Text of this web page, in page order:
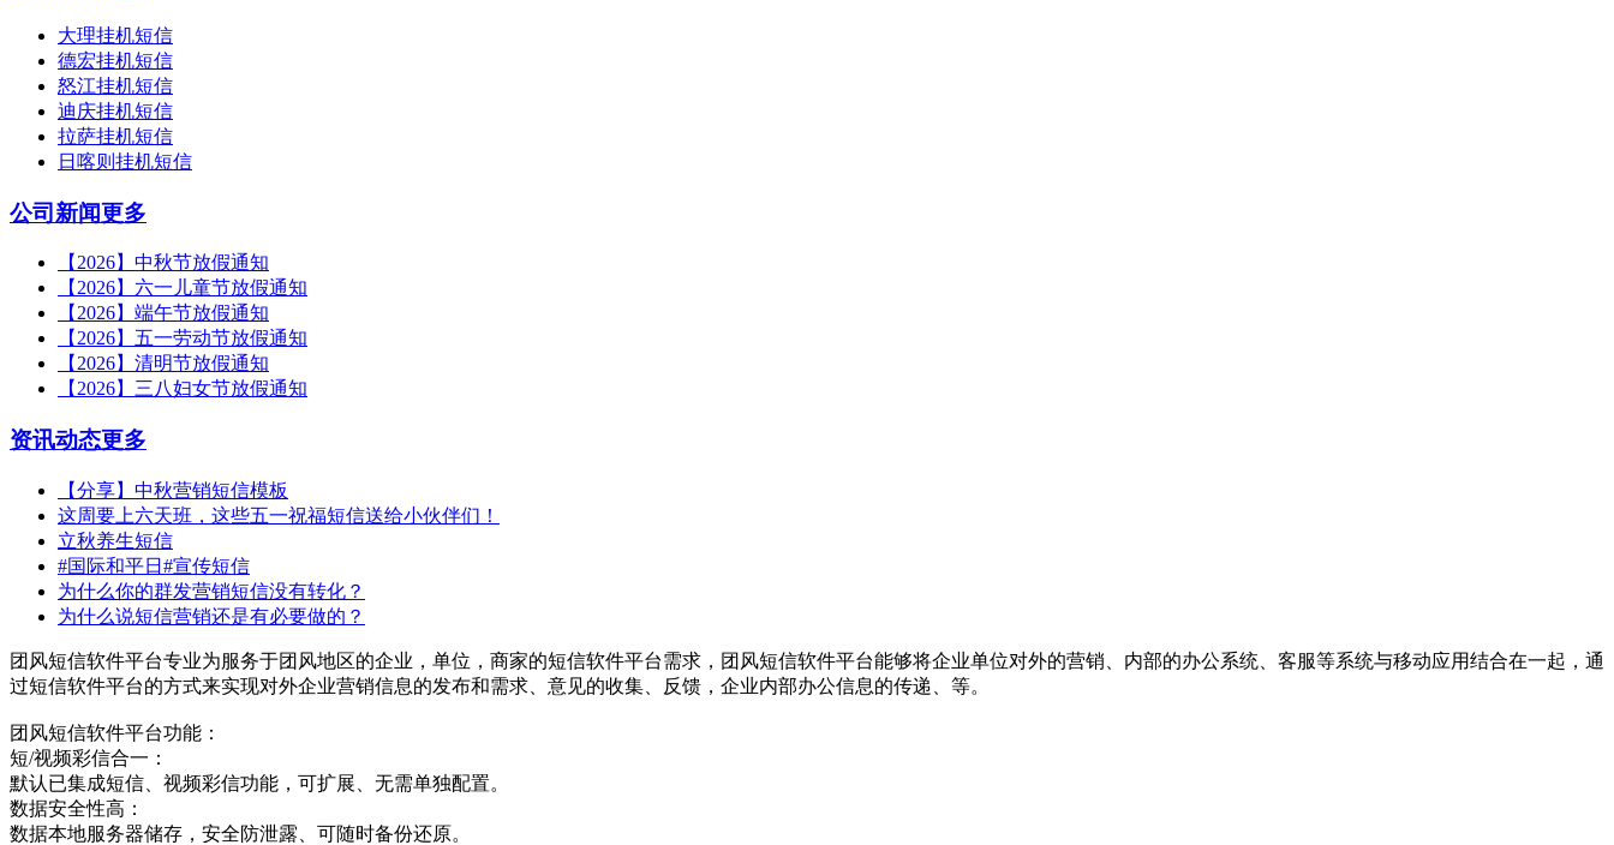
大理挂机短信
德宏挂机短信
怒江挂机短信
迪庆挂机短信
拉萨挂机短信
日喀则挂机短信
公司新闻更多
【2026】中秋节放假通知
【2026】六一儿童节放假通知
【2026】端午节放假通知
【2026】五一劳动节放假通知
【2026】清明节放假通知
【2026】三八妇女节放假通知
资讯动态更多
【分享】中秋营销短信模板
这周要上六天班，这些五一祝福短信送给小伙伴们！
立秋养生短信
#国际和平日#宣传短信
为什么你的群发营销短信没有转化？
为什么说短信营销还是有必要做的？
团风短信软件平台专业为服务于团风地区的企业，单位，商家的短信软件平台需求，团风短信软件平台能够将企业单位对外的营销、内部的办公系统、客服等系统与移动应用结合在一起，通
过短信软件平台的方式来实现对外企业营销信息的发布和需求、意见的收集、反馈，企业内部办公信息的传递、等。
团风短信软件平台功能：
短/视频彩信合一：
默认已集成短信、视频彩信功能，可扩展、无需单独配置。
数据安全性高：
数据本地服务器储存，安全防泄露、可随时备份还原。